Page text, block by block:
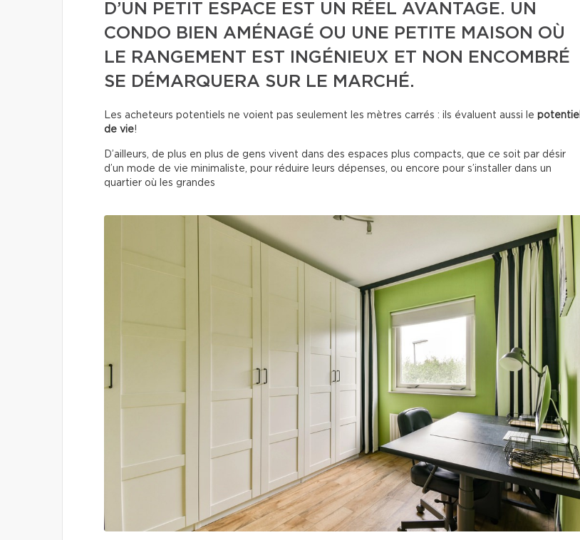
D’UN PETIT ESPACE EST UN RÉEL AVANTAGE. UN
CONDO BIEN AMÉNAGÉ OU UNE PETITE MAISON OÙ
LE RANGEMENT EST INGÉNIEUX ET NON ENCOMBRÉ
SE DÉMARQUERA SUR LE MARCHÉ.
Les acheteurs potentiels ne voient pas seulement les mètres carrés : ils évaluent aussi le potentiel
de vie!
D’ailleurs, de plus en plus de gens vivent dans des espaces plus compacts, que ce soit par désir
d’un mode de vie minimaliste, pour réduire leurs dépenses, ou encore pour s’installer dans un
quartier où les grandes